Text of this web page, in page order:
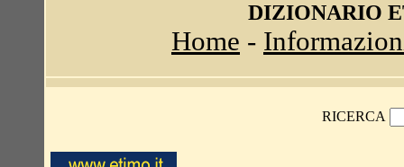
DIZIONARIO
Home -
RICERCA